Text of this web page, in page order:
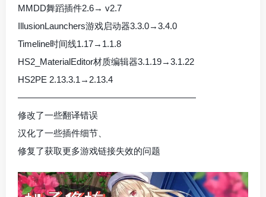
MMDD舞蹈插件2.6→ v2.7
IllusionLaunchers游戏启动器3.3.0→3.4.0
Timeline时间线1.17→1.1.8
HS2_MaterialEditor材质编辑器3.1.19→3.1.22
HS2PE 2.13.3.1→2.13.4
————————————————————
修改了一些翻译错误
汉化了一些插件细节、
修复了获取更多游戏链接失效的问题